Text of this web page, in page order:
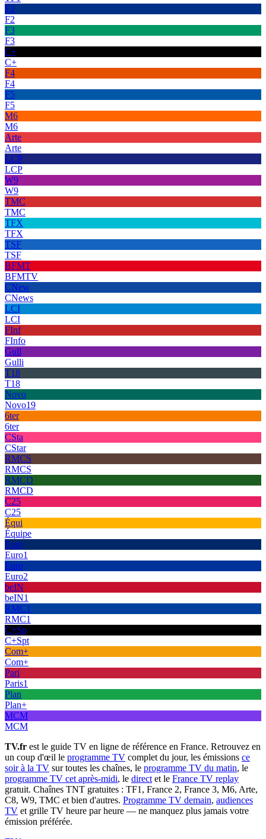
F2
F2
F3
F3
C+
C+
F4
F4
F5
F5
M6
M6
Arte
Arte
LCP
LCP
W9
W9
TMC
TMC
TFX
TFX
TSF
TSF
BFMT
BFMTV
CNew
CNews
LCI
LCI
FInf
FInfo
Gull
Gulli
T18
T18
Novo
Novo19
6ter
6ter
CSta
CStar
RMCS
RMCS
RMCD
RMCD
C25
C25
Équi
Équipe
Euro
Euro1
Euro
Euro2
beIN
beIN1
RMC1
RMC1
C+Sp
C+Spt
Com+
Com+
Pari
Paris1
Plan
Plan+
MCM
MCM
TV.fr est le guide TV en ligne de référence en France. Retrouvez en
un coup d'œil le programme TV complet du jour, les émissions ce
soir à la TV sur toutes les chaînes, le programme TV du matin, le
programme TV cet après-midi, le direct et le France TV replay
gratuit. Chaînes TNT gratuites : TF1, France 2, France 3, M6, Arte,
C8, W9, TMC et bien d'autres. Programme TV demain, audiences
TV et grille TV heure par heure — ne manquez plus jamais votre
émission préférée.